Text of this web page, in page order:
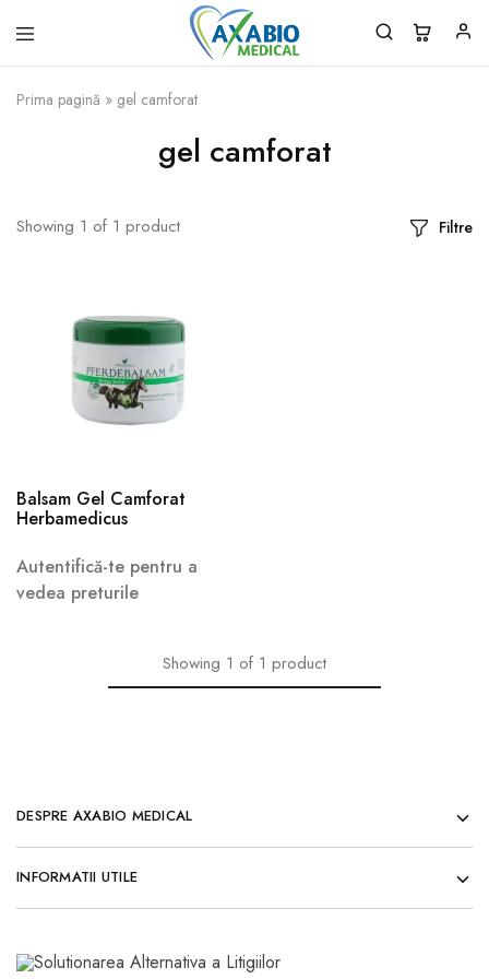
Axabio
Solutii
sanatatea
Prima pagină » gel camforat
gel camforat
Showing 1 of 1 product Filtre
Balsam Gel Camforat
Herbamedicus
Autentifică-te pentru a
vedea preturile
Showing 1 of 1 product
DESPRE AXABIO MEDICAL
INFORMATII UTILE